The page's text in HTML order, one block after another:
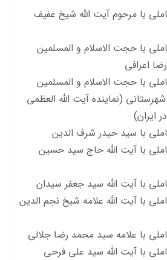
با مرحوم آيت الله شيخ عفيف
با حجت الاسلام و المسلمین
اعرافی
با حجت الاسلام و المسلمین
(نماینده آیت الله العظمى
ایران)
با سيد حیدر شرف الدين
با آیت‌ الله حاج سید حسین
با آیت الله سید جعفر سيدان
با آیت الله علامه شيخ نجم الدين
با علامه سيد محمد رضا جلالي
با آيت الله سید علی فرحی